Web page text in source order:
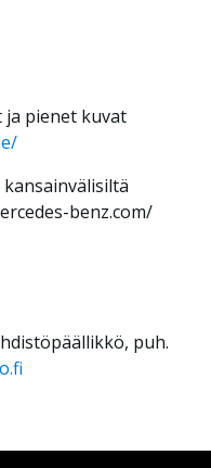
pienet kuvat
kansainvälisiltä
benz.com/
puh.